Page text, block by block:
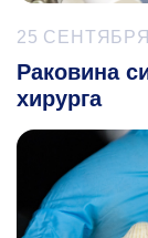
25
Раковина
хирурга